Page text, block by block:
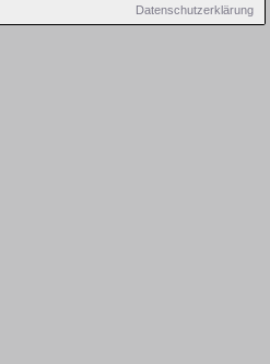
Datenschutzerklärung